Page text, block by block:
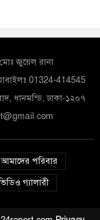
জুয়েল রানা
01324-414545
ধানমন্ডি, ঢাকা-১২০৭
আমাদের পরিবার
গ্যালারী